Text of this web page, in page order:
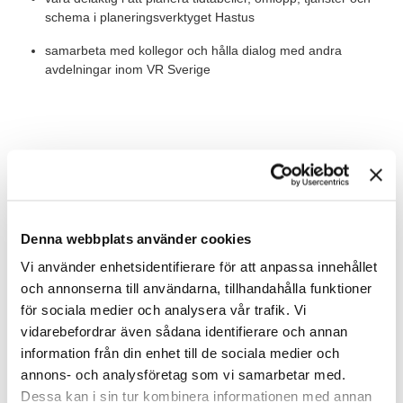
Denna webbplats använder cookies
Vi använder enhetsidentifierare för att anpassa innehållet
och annonserna till användarna, tillhandahålla funktioner
för sociala medier och analysera vår trafik. Vi
vidarebefordrar även sådana identifierare och annan
information från din enhet till de sociala medier och
annons- och analysföretag som vi samarbetar med.
Dessa kan i sin tur kombinera informationen med annan
schema i planeringsverktyget Hastus
samarbeta med kollegor och hålla dialog med andra
avdelningar inom VR Sverige
möjlighet att arbeta från. Du rapporterar direkt till chefen för den
och startar så snart rätt person kan vara på plats.
Våra förväntningar
Vi tror att du har arbetat i en roll som planerare tidigare och
kanske även har en utbildning inom samhällsplanering, logistik,
trafik/transport eller motsvarande. I din roll som trafikplanerare